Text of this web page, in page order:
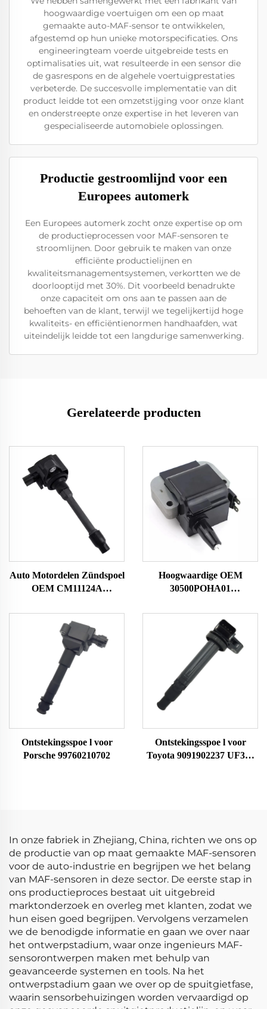
hoogwaardige voertuigen om een op maat
gemaakte auto-MAF-sensor te ontwikkelen,
afgestemd op hun unieke motorspecificaties. Ons
engineeringteam voerde uitgebreide tests en
optimalisaties uit, wat resulteerde in een sensor die
de gasrespons en de algehele voertuigprestaties
verbeterde. De succesvolle implementatie van dit
product leidde tot een omzetstijging voor onze klant
en onderstreepte onze expertise in het leveren van
gespecialiseerde automobiele oplossingen.
Productie gestroomlijnd voor een
Europees automerk
Een Europees automerk zocht onze expertise op om
de productieprocessen voor MAF-sensoren te
stroomlijnen. Door gebruik te maken van onze
efficiënte productielijnen en
kwaliteitsmanagementsystemen, verkortten we de
doorlooptijd met 30%. Dit voorbeeld benadrukte
onze capaciteit om ons aan te passen aan de
behoeften van de klant, terwijl we tegelijkertijd hoge
kwaliteits- en efficiëntienormen handhaafden, wat
uiteindelijk leidde tot een langdurige samenwerking.
Gerelateerde producten
Auto Motordelen Zündspoel
OEM CM11124A
GN1088611B1 UF-781 UF
781 UF781 voor Honda
Zündspoel Ignit
Hoogwaardige OEM
30500POHA01
30500POAA01
30500PAAA01
Ontstelingspoelen voor
Honda Accord Bobina De
Encendido Del Coche
Ontstekingsspoe l voor
Porsche 99760210702
Ontstekingsspoe l voor
Toyota 9091902237 UF323
In onze fabriek in Zhejiang, China, richten we ons op
de productie van op maat gemaakte MAF-sensoren
voor de auto-industrie en begrijpen we het belang
van MAF-sensoren in deze sector. De eerste stap in
ons productieproces bestaat uit uitgebreid
marktonderzoek en overleg met klanten, zodat we
hun eisen goed begrijpen. Vervolgens verzamelen
we de benodigde informatie en gaan we over naar
het ontwerpstadium, waar onze ingenieurs MAF-
sensorontwerpen maken met behulp van
geavanceerde systemen en tools. Na het
ontwerpstadium gaan we over op de spuitgietfase,
waarin sensorbehuizingen worden vervaardigd op